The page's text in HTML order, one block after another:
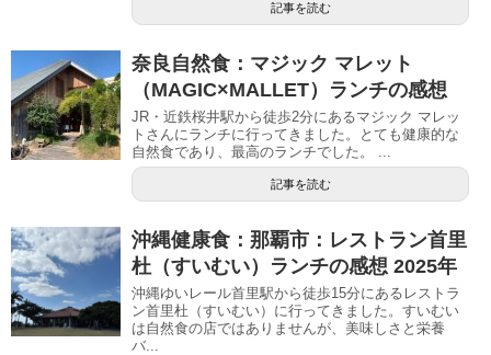
記事を読む
奈良自然食：マジック マレット
（MAGIC×MALLET）ランチの感想
JR・近鉄桜井駅から徒歩2分にあるマジック マレッ
トさんにランチに行ってきました。とても健康的な
自然食であり、最高のランチでした。 ...
記事を読む
沖縄健康食：那覇市：レストラン首里
杜（すいむい）ランチの感想 2025年
沖縄ゆいレール首里駅から徒歩15分にあるレストラ
ン首里杜（すいむい）に行ってきました。すいむい
は自然食の店ではありませんが、美味しさと栄養
バ...